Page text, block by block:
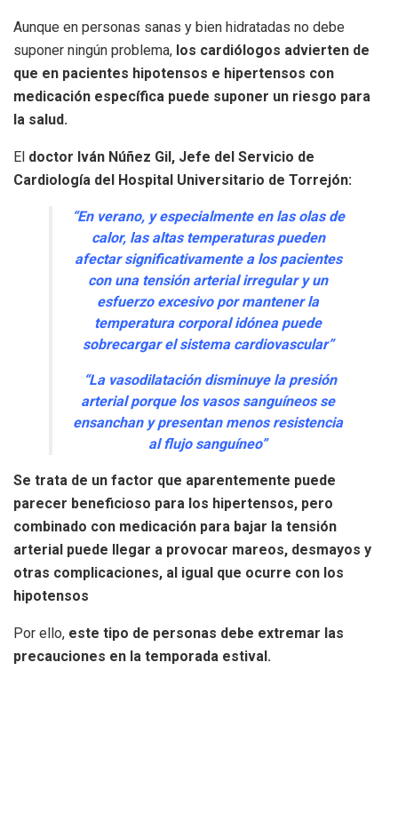
Aunque en personas sanas y bien hidratadas no debe
suponer ningún problema, los cardiólogos advierten de
que en pacientes hipotensos e hipertensos con
medicación específica puede suponer un riesgo para
la salud.
El doctor Iván Núñez Gil, Jefe del Servicio de
Cardiología del Hospital Universitario de Torrejón:
“En verano, y especialmente en las olas de
calor, las altas temperaturas pueden
afectar significativamente a los pacientes
con una tensión arterial irregular y un
esfuerzo excesivo por mantener la
temperatura corporal idónea puede
sobrecargar el sistema cardiovascular”
“La vasodilatación disminuye la presión
arterial porque los vasos sanguíneos se
ensanchan y presentan menos resistencia
al flujo sanguíneo”
Se trata de un factor que aparentemente puede
parecer beneficioso para los hipertensos, pero
combinado con medicación para bajar la tensión
arterial puede llegar a provocar mareos, desmayos y
otras complicaciones, al igual que ocurre con los
hipotensos
Por ello, este tipo de personas debe extremar las
precauciones en la temporada estival.